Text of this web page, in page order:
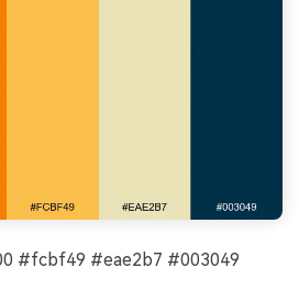
#fcbf49 #eae2b7 #003049